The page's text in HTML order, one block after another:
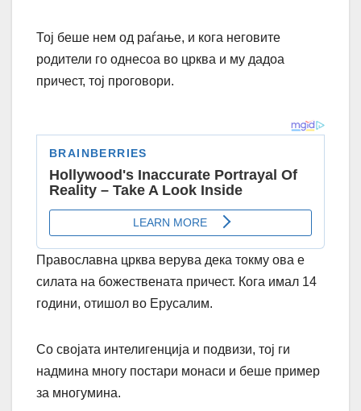
Тој беше нем од раѓање, и кога неговите
родители го однесоа во црква и му дадоа
причест, тој проговори.
Православна црква верува дека токму ова е
силата на божествената причест. Кога имал 14
години, отишол во Ерусалим.
Со својата интелигенција и подвизи, тој ги
надмина многу постари монаси и беше пример
за многумина.